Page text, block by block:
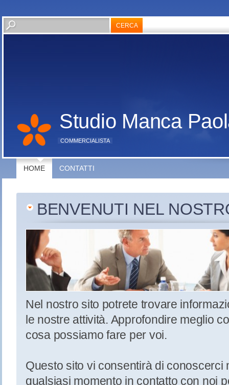
Studio Manca
COMMERCIALISTA
HOME CONTATTI
BENVENUTI NEL
Nel nostro sito potrete trovare
le nostre attività. Approfondire meglio
cosa possiamo fare per voi.
Questo sito vi consentirà di conoscerci
qualsiasi momento in contatto con noi